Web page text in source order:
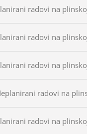
radovi na
radovi na
radovi na
radovi na
radovi na